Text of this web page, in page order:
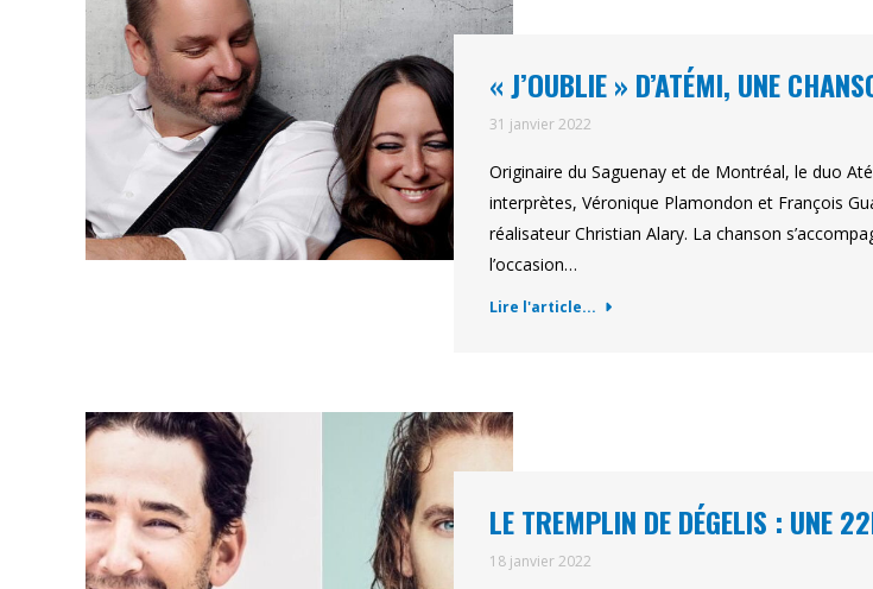
« J’OUBLIE » D’ATÉMI, UNE
31 janvier 2022
Originaire du Saguenay et de Montréal, le duo
interprètes, Véronique Plamondon et François
réalisateur Christian Alary. La chanson
l’occasion…
Lire l'article...
LE TREMPLIN DE DÉGELIS : UNE
18 janvier 2022